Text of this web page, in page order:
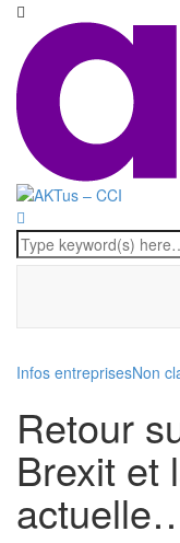
Infos entreprisesNon
Retour
Brexit et